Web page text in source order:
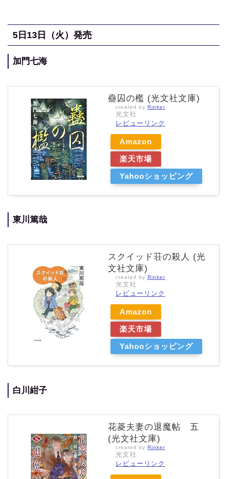
5日13日（火）発売
加門七海
蠱囚の檻 (光文社文庫)
created by Rinker
光文社
レビューリンク
Amazon
楽天市場
Yahooショッピング
東川篤哉
スクイッド荘の殺人 (光
文社文庫)
created by Rinker
光文社
レビューリンク
Amazon
楽天市場
Yahooショッピング
白川紺子
花菱夫妻の退魔帖 五
(光文社文庫)
created by Rinker
光文社
レビューリンク